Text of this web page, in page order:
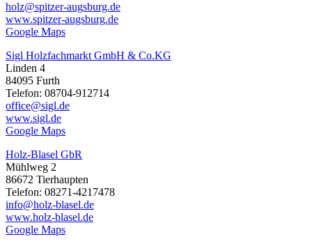
holz@spitzer-augsburg.de
www.spitzer-augsburg.de
Google Maps
Sigl Holzfachmarkt GmbH & Co.KG
Linden 4
84095 Furth
Telefon: 08704-912714
office@sigl.de
www.sigl.de
Google Maps
Holz-Blasel GbR
Mühlweg 2
86672 Tierhaupten
Telefon: 08271-4217478
info@holz-blasel.de
www.holz-blasel.de
Google Maps